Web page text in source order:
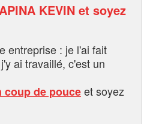
KEVIN et soyez
entreprise : je l'ai fait
ai travaillé, c'est un
coup de pouceet soyez